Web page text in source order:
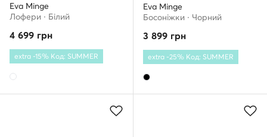
Eva Minge
Лофери · Білий
4 699 грн
extra -15% Код: SUMMER
Eva Minge
Босоніжки · Чорний
3 899 грн
extra -25% Код: SUMMER